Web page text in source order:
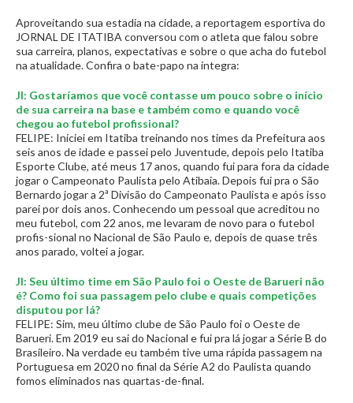
Aproveitando sua estadia na cidade, a reportagem esportiva do
JORNAL DE ITATIBA conversou com o atleta que falou sobre
sua carreira, planos, expectativas e sobre o que acha do futebol
na atualidade. Confira o bate-papo na íntegra:
JI: Gostaríamos que você contasse um pouco sobre o início
de sua carreira na base e também como e quando você
chegou ao futebol profissional?
FELIPE: Iniciei em Itatiba treinando nos times da Prefeitura aos
seis anos de idade e passei pelo Juventude, depois pelo Itatiba
Esporte Clube, até meus 17 anos, quando fui para fora da cidade
jogar o Campeonato Paulista pelo Atibaia. Depois fui pra o São
Bernardo jogar a 2ª Divisão do Campeonato Paulista e após isso
parei por dois anos. Conhecendo um pessoal que acreditou no
meu futebol, com 22 anos, me levaram de novo para o futebol
profis-sional no Nacional de São Paulo e, depois de quase três
anos parado, voltei a jogar.
JI: Seu último time em São Paulo foi o Oeste de Barueri não
é? Como foi sua passagem pelo clube e quais competições
disputou por lá?
FELIPE: Sim, meu último clube de São Paulo foi o Oeste de
Barueri. Em 2019 eu sai do Nacional e fui pra lá jogar a Série B do
Brasileiro. Na verdade eu também tive uma rápida passagem na
Portuguesa em 2020 no final da Série A2 do Paulista quando
fomos eliminados nas quartas-de-final.